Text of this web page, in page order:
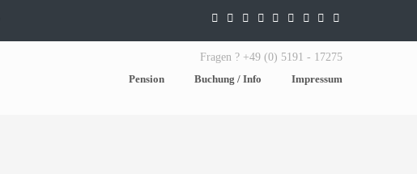
Fragen ? +49 (0) 5191 - 17275
Pension
Buchung / Info Impressum